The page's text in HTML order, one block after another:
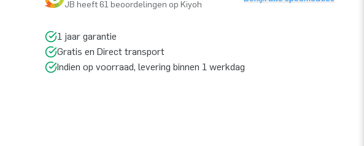
JB heeft 61 beoordelingen op Kiyoh
1 jaar garantie
Gratis en Direct transport
Indien op voorraad, levering binnen 1 werkdag